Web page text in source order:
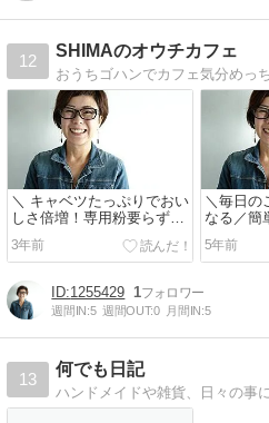
12
SHIMAのオウチカフェ
＼ キャベツたっぷりでおい
しさ倍増！専用粉要らず！
／ 【キャベツたっぷり我
が家のたこ焼き...
3年前
＼毎日の
なる／簡
約だけど
上手に手
5年前
1255429 1
週間IN:5 週間OUT:0 月間IN:5
13
何でも日記
ハンドメイドや雑貨、日々の事